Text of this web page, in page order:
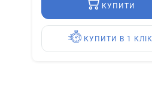
КУПИТИ
КУПИТИ В 1 КЛІК